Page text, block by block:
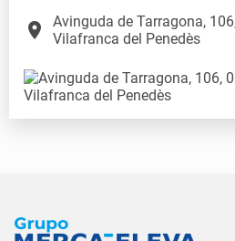
place
Avinguda de Tarragona,
Vilafranca del Penedès